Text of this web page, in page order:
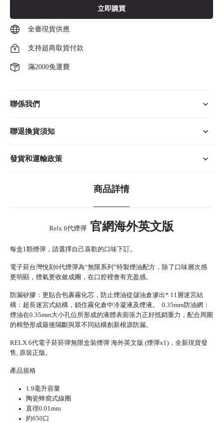
立即購買
全臺現貨供應
支持超商取貨付款
滿2000免運費
聯係我們
聯退換貨須知
發貨和運輸政策
商品詳情
Relx 6代煙彈 官網海外英文版
每盒1顆煙彈，請選擇自己喜歡的口味下訂。
電子菸台灣悅刻6代煙彈為“無限系列”特製煙油配方，除了口味層次感
更明顯，煙氣更收斂成團，在口腔裡會有充盈感。
防漏矽膠：更貼合包裹霧化芯，防止煙油從儲油倉滲出* 11層迷宮結
構：超長迷宮式結構，鎖住霧化倉中冷凝液及煙液。 0.35mm防油網：
煙油在0.35mm大小孔位所形成的液體表面張力正好抵銷重力，配合周圍
的棉墊形成最後隔斷與眾不同結構創新根源防漏。
RELX 6代電子菸菸彈無限盒裝煙彈 海外英文版 (煙彈x1)，全新現貨發
售, 原裝正版。
產品規格
1.9毫升容量
陶瓷蜂窩式線圈
直徑0.01mm
約650口